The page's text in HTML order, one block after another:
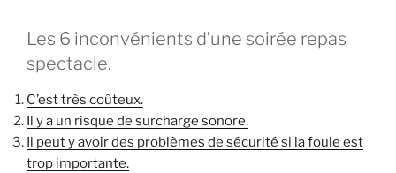
Les 6 inconvénients d’une soirée repas
spectacle.
C’est très coûteux.
Il y a un risque de surcharge sonore.
Il peut y avoir des problèmes de sécurité si la foule est
trop importante.